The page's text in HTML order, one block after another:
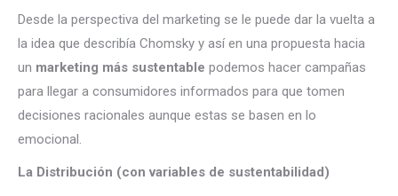
Desde la perspectiva del marketing se le puede dar la vuelta a
la idea que describía Chomsky y así en una propuesta hacia
un marketing más sustentable podemos hacer campañas
para llegar a consumidores informados para que tomen
decisiones racionales aunque estas se basen en lo
emocional.
La Distribución (con variables de sustentabilidad)